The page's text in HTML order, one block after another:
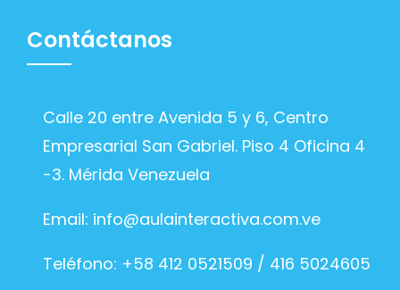
Contáctanos
Calle 20 entre Avenida 5 y 6, Centro
Empresarial San Gabriel. Piso 4 Oficina 4
-3. Mérida Venezuela
Email: info@aulainteractiva.com.ve
Teléfono: +58 412 0521509 / 416 5024605